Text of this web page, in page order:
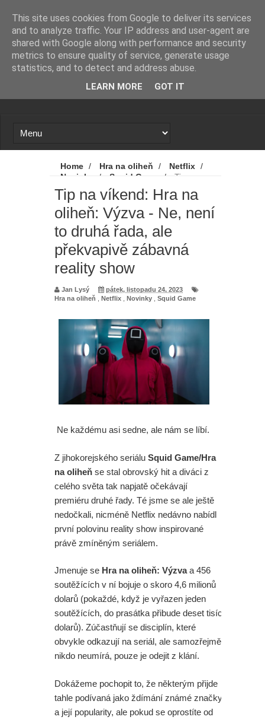
Loading...
Home / Hra na oliheň / Netflix /
Novinky
/ Squid Game /
Tip na
víkend: Hra na oliheň: Výzva - Ne, není to
druhá řada, ale překvapivě zábavná reality
show
Tip na víkend: Hra na
oliheň: Výzva - Ne, není
to druhá řada, ale
překvapivě zábavná
reality show
Jan Lysý
pátek, listopadu 24, 2023
Hra na oliheň
Netflix Novinky Squid Game
Ne každému asi sedne, ale nám se líbí.
Z jihokorejského seriálu Squid Game/Hra
na oliheň se stal obrovský hit a diváci z
celého světa tak napjatě očekávají
premiéru druhé řady. Té jsme se ale ještě
nedočkali, nicméně Netflix nedávno nabídl
první polovinu reality show inspirované
právě zmíněným seriálem.
Jmenuje se Hra na oliheň: Výzvaa 456
soutěžících v ní bojuje o skoro 4,6 milionů
dolarů (pokaždé, když je vyřazen jeden
soutěžících, do prasátka přibude deset tisíc
dolarů). Zúčastňují se disciplín, které
obvykle odkazují na seriál, ale samozřejmě
nikdo neumírá, pouze je odejit z klání.
Dokážeme pochopit to, že některým přijde
tahle podívaná jako ždímání známé značky
a její popularity, ale pokud se oprostíte od
This site uses cookies from Google to deliver its services
and to analyze traffic. Your IP address and user-agent are
shared with Google along with performance and security
metrics to ensure quality of service, generate usage
statistics, and to detect and address abuse.
LEARN MORE GOT IT